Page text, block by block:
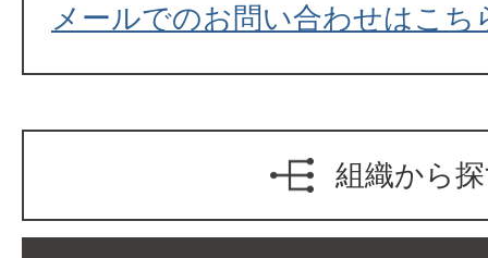
メールでのお問い合わせはこち
組織から